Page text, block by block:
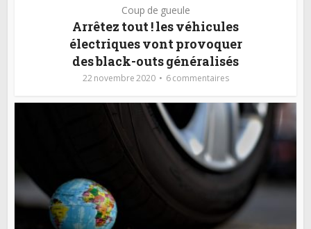
Coup de gueule
Arrêtez tout ! les véhicules
électriques vont provoquer
des black-outs généralisés
22 novembre 2020 6 commentaires